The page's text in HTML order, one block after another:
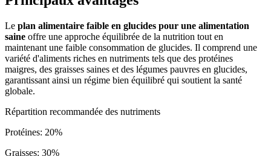
Le plan alimentaire faible en glucides pour une alimentation
saine offre une approche équilibrée de la nutrition tout en
maintenant une faible consommation de glucides. Il comprend une
variété d'aliments riches en nutriments tels que des protéines
maigres, des graisses saines et des légumes pauvres en glucides,
garantissant ainsi un régime bien équilibré qui soutient la santé
globale.
Répartition recommandée des nutriments
Protéines: 20%
Graisses: 30%